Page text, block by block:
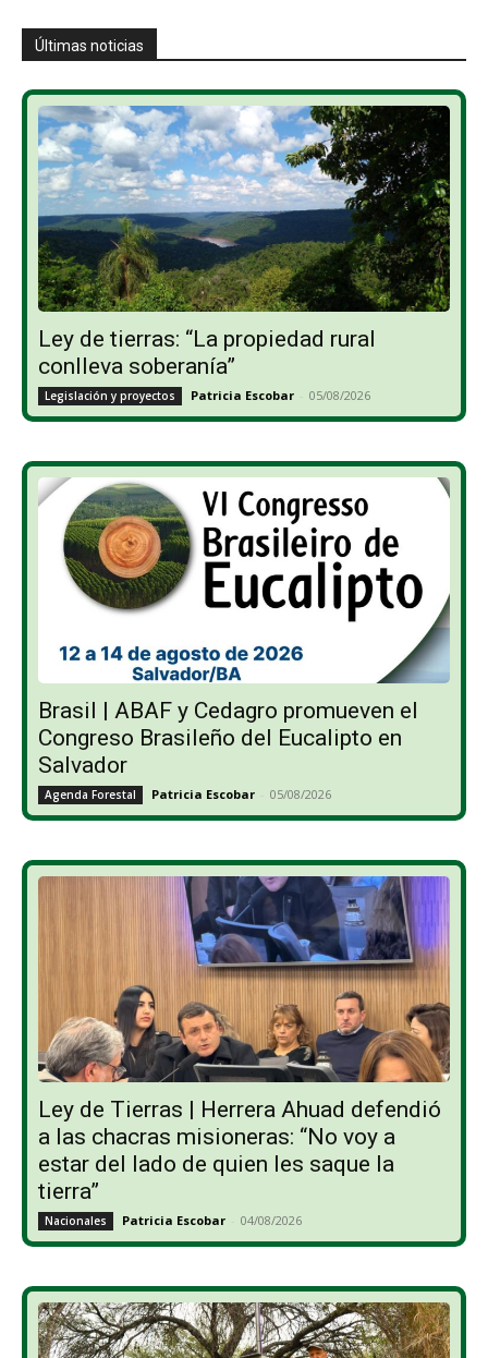
Últimas noticias
Ley de tierras: “La propiedad rural
conlleva soberanía”
Legislación y proyectos Patricia Escobar - 05/08/2026
Brasil | ABAF y Cedagro promueven el
Congreso Brasileño del Eucalipto en
Salvador
Agenda Forestal Patricia Escobar - 05/08/2026
Ley de Tierras | Herrera Ahuad defendió
a las chacras misioneras: “No voy a
estar del lado de quien les saque la
tierra”
Nacionales Patricia Escobar - 04/08/2026